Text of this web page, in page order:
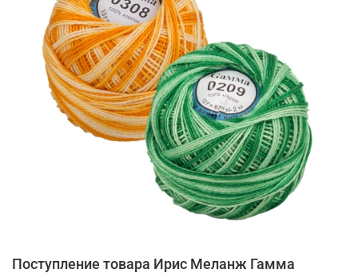
Поступление товара Ирис Меланж Гамма